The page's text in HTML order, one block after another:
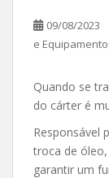
09/08/2023
e
Quando se
do cárter é
Responsável
troca de
garantir um